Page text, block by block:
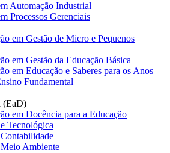
Automação Industrial
Processos Gerenciais
em Gestão de Micro e Pequenos
em Gestão da Educação Básica
em Educação e Saberes para os Anos
Fundamental
(EaD)
em Docência para a Educação
Tecnológica
Ambiente